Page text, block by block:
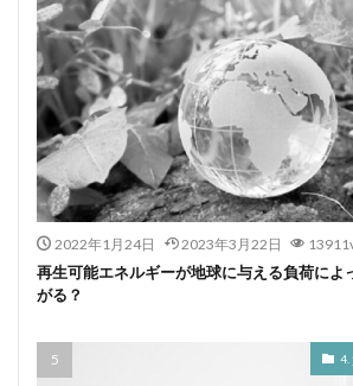
2022年1月24日 2023年3月22日
再生可能エネルギーが地球に与える負荷によ
がる？
4.